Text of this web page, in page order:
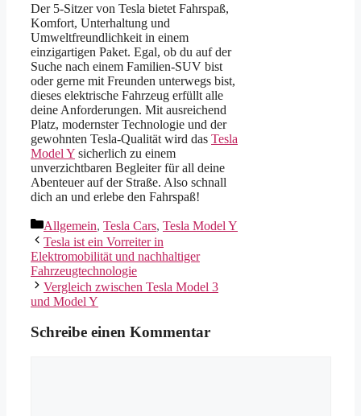
Der 5-Sitzer von Tesla bietet Fahrspaß,
Komfort, Unterhaltung und
Umweltfreundlichkeit in einem
einzigartigen Paket. Egal, ob du auf der
Suche nach einem Familien-SUV bist
oder gerne mit Freunden unterwegs bist,
dieses elektrische Fahrzeug erfüllt alle
deine Anforderungen. Mit ausreichend
Platz, modernster Technologie und der
gewohnten Tesla-Qualität wird das Tesla
Model Y sicherlich zu einem
unverzichtbaren Begleiter für all deine
Abenteuer auf der Straße. Also schnall
dich an und erlebe den Fahrspaß!
Kategorien
Allgemein, Tesla Cars, Tesla Model Y
Tesla ist ein Vorreiter in
Elektromobilität und nachhaltiger
Fahrzeugtechnologie
Vergleich zwischen Tesla Model 3
und Model Y
Schreibe einen Kommentar